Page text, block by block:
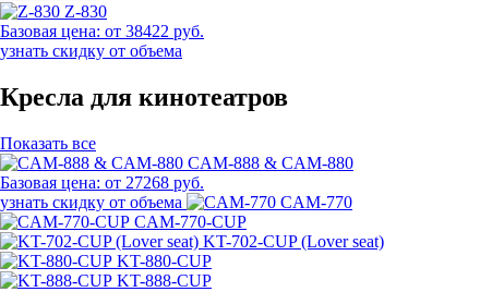
Z-830
Базовая цена: от 38422 руб.
узнать скидку от объема
Кресла для кинотеатров
Показать все
CAM-888 & CAM-880
Базовая цена: от 27268 руб.
узнать скидку от объема
CAM-770
CAM-770-CUP
KT-702-CUP (Lover seat)
KT-880-CUP
KT-888-CUP